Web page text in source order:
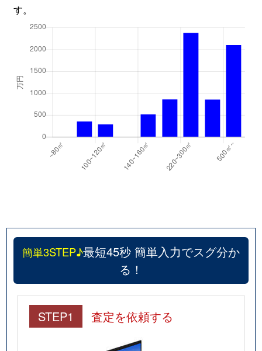
す。
簡単3STEP♪最短45秒 簡単入力でスグ分か
る！
STEP1 査定を依頼する